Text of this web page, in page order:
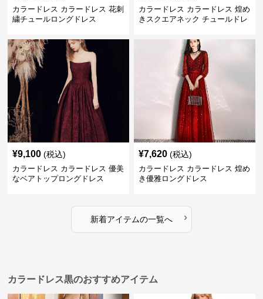
カラードレス カラードレス 花刺
繍チュールロングドレス
カラードレス カラードレス 煌め
きスクエアネック チュールドレ
¥9,100 (税込)
カラードレス カラードレス 優美
なベアトップロングドレス
¥7,620 (税込)
カラードレス カラードレス 煌め
き優雅ロングドレス
新着アイテムの一覧へ ›
カラードレス黒のおすすめアイテム